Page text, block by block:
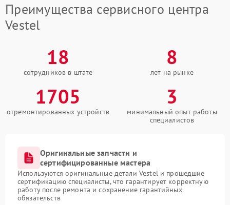
Преимущества сервисного центра
Vestel
18
сотрудников в штате
8
лет на рынке
1705
отремонтированных устройств
3
минимальный опыт работы
специалистов
Оригинальные запчасти и
сертифицированные мастера
Используются оригинальные детали Vestel и прошедшие
сертификацию специалисты, что гарантирует корректную
работу после ремонта и сохранение гарантийных
обязательств